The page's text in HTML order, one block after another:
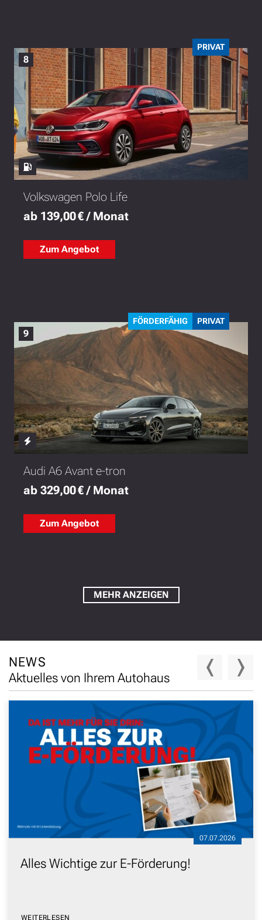
8
Volkswagen Polo Life
ab 139,00 € / Monat
Zum Angebot
PRIVAT
9
Audi A6 Avant e-tron
ab 329,00 € / Monat
Zum Angebot
FÖRDERFÄHIG PRIVAT
MEHR ANZEIGEN
NEWS
Aktuelles von Ihrem Autohaus
07.07.2026
Alles Wichtige zur E-Förderung!
WEITERLESEN